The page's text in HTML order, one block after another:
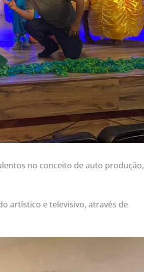
no conceito de auto produção,
artístico e televisivo, através de